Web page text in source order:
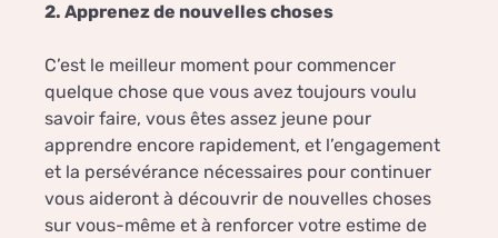
2. Apprenez de nouvelles choses
C’est le meilleur moment pour commencer
quelque chose que vous avez toujours voulu
savoir faire, vous êtes assez jeune pour
apprendre encore rapidement, et l’engagement
et la persévérance nécessaires pour continuer
vous aideront à découvrir de nouvelles choses
sur vous-même et à renforcer votre estime de